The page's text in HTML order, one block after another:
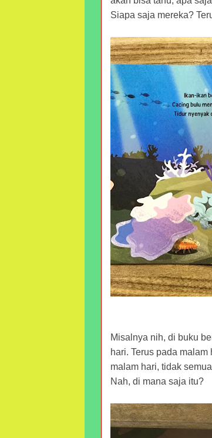
Siapa saja mereka?
Misalnya nih, di buku
hari. Terus pada
malam hari, tidak
Nah, di mana saja itu?